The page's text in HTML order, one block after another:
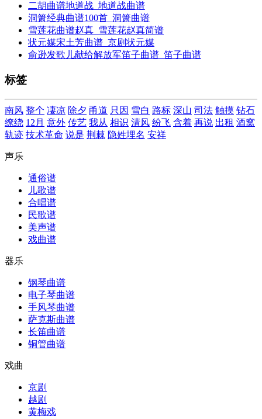
二胡曲谱地道战_地道战曲谱
洞箫经典曲谱100首_洞箫曲谱
雪莲花曲谱赵真_雪莲花赵真简谱
状元媒宋土芳曲谱_京剧状元媒
俞逊发歌儿献给解放军笛子曲谱_笛子曲谱
标签
南风 整个 凄凉 除夕 甬道 只因 雪白 路标 深山 司法 触摸 钻石
缭绕 12月 意外 传艺 我从 相识 清风 纷飞 含着 再说 出租 酒窝
轨迹 技术革命 说是 荆棘 隐姓埋名 安祥
声乐
通俗谱
儿歌谱
合唱谱
民歌谱
美声谱
戏曲谱
器乐
钢琴曲谱
电子琴曲谱
手风琴曲谱
萨克斯曲谱
长笛曲谱
铜管曲谱
戏曲
京剧
越剧
黄梅戏